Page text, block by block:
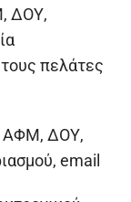
ΔΟΥ,
πελάτες
ΑΦΜ, ΔΟΥ,
email